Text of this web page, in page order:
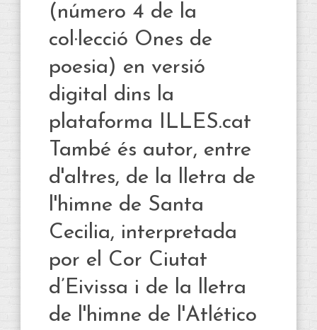
(número 4 de la
col·lecció Ones de
poesia) en versió
digital dins la
plataforma ILLES.cat
També és autor, entre
d'altres, de la lletra de
l'himne de Santa
Cecilia, interpretada
por el Cor Ciutat
d’Eivissa i de la lletra
de l'himne de l'Atlético